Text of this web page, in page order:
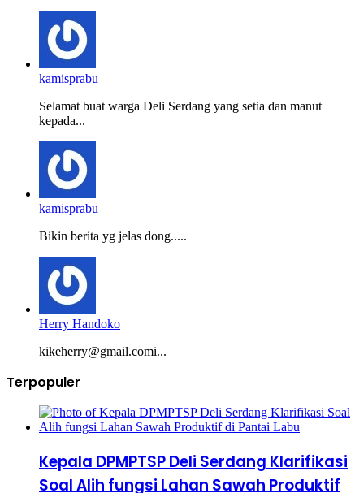
kamisprabu
Selamat buat warga Deli Serdang yang setia dan manut
kepada...
kamisprabu
Bikin berita yg jelas dong.....
Herry Handoko
kikeherry@gmail.comi...
Terpopuler
Kepala DPMPTSP Deli Serdang Klarifikasi
Soal Alih fungsi Lahan Sawah Produktif